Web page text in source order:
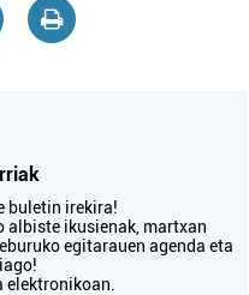
buletin irekira!
albiste ikusienak, martxan
egitarauen agenda eta
elektronikoan.